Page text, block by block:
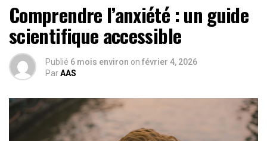
Comprendre l’anxiété : un guide
scientifique accessible
Publié 6 mois environ on février 4, 2026
ParAAS